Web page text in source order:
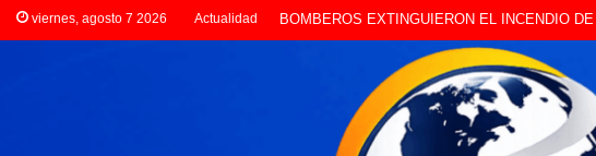
viernes, agosto 7 2026 Actualidad LA POLICÍA INVESTIGA ROBO A CAMBISTA